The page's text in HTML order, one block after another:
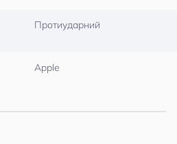
Протиударний
Apple